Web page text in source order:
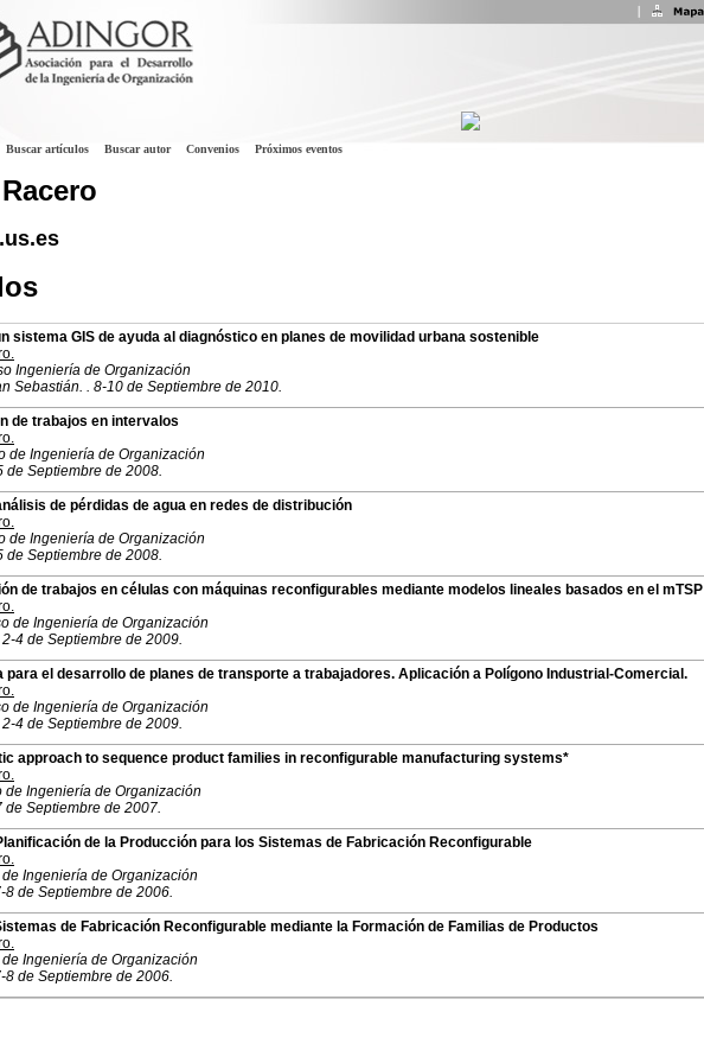
Buscar artículos Buscar autor Convenios Próximos eventos
sistema GIS de ayuda al diagnóstico en planes de movilidad urbana sostenible
Ingeniería de Organización
Sebastián. . 8-10 de Septiembre de 2010.
de trabajos en intervalos
de Ingeniería de Organización
de Septiembre de 2008.
de pérdidas de agua en redes de distribución
de Ingeniería de Organización
de Septiembre de 2008.
de trabajos en células con máquinas reconfigurables mediante modelos lineales basados en el mTSP
de Ingeniería de Organización
4 de Septiembre de 2009.
para el desarrollo de planes de transporte a trabajadores. Aplicación a Polígono Industrial-Comercial.
de Ingeniería de Organización
4 de Septiembre de 2009.
approach to sequence product families in reconfigurable manufacturing systems*
de Ingeniería de Organización
de Septiembre de 2007.
de la Producción para los Sistemas de Fabricación Reconfigurable
Ingeniería de Organización
8 de Septiembre de 2006.
de Fabricación Reconfigurable mediante la Formación de Familias de Productos
Ingeniería de Organización
8 de Septiembre de 2006.